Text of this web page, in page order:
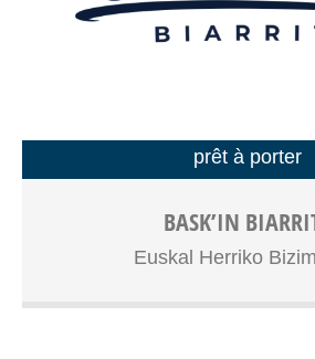
demande, création de
prêt à porter
BASK’IN
Euskal Herriko